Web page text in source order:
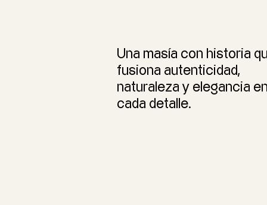
Una masía con historia
fusiona autenticidad,
naturaleza y elegancia
cada detalle.